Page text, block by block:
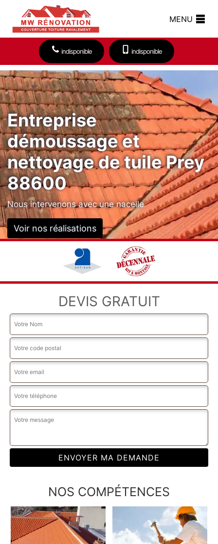
MENU
indisponible indisponible
Entreprise
démoussage et
nettoyage de tuile Prey
88600
Nous intervenons avec une nacelle
Voir nos réalisations
DEVIS GRATUIT
NOS COMPÉTENCES